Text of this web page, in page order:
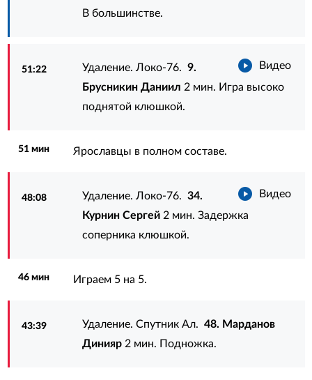
В большинстве.
51:22 Видео
Удаление. Локо-76.9.
Брусникин Даниил 2 мин. Игра высоко
поднятой клюшкой.
51 мин Ярославцы в полном составе.
48:08 Видео
Удаление. Локо-76.34.
Курнин Сергей 2 мин. Задержка
соперника клюшкой.
46 мин Играем 5 на 5.
43:39 Удаление. Спутник Ал.48. Марданов
Динияр 2 мин. Подножка.